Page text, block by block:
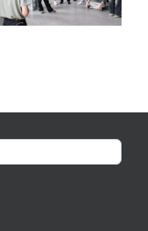
solidaire et engagé